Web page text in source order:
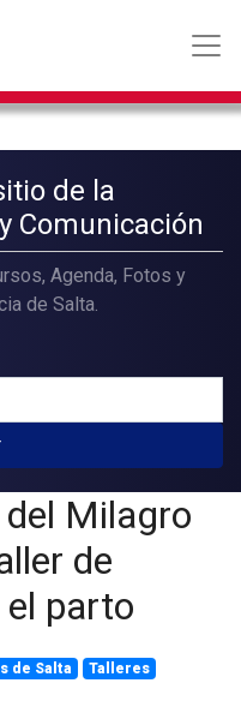
de la
Comunicación
Agenda, Fotos y
de Salta.
Milagro
de
el parto
de Salta
Talleres